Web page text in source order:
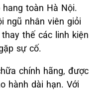
toàn Hà Nội.
ngũ nhân viên giỏi
thế các linh kiện
sự cố.
chính hãng, được
hành dài hạn. Với